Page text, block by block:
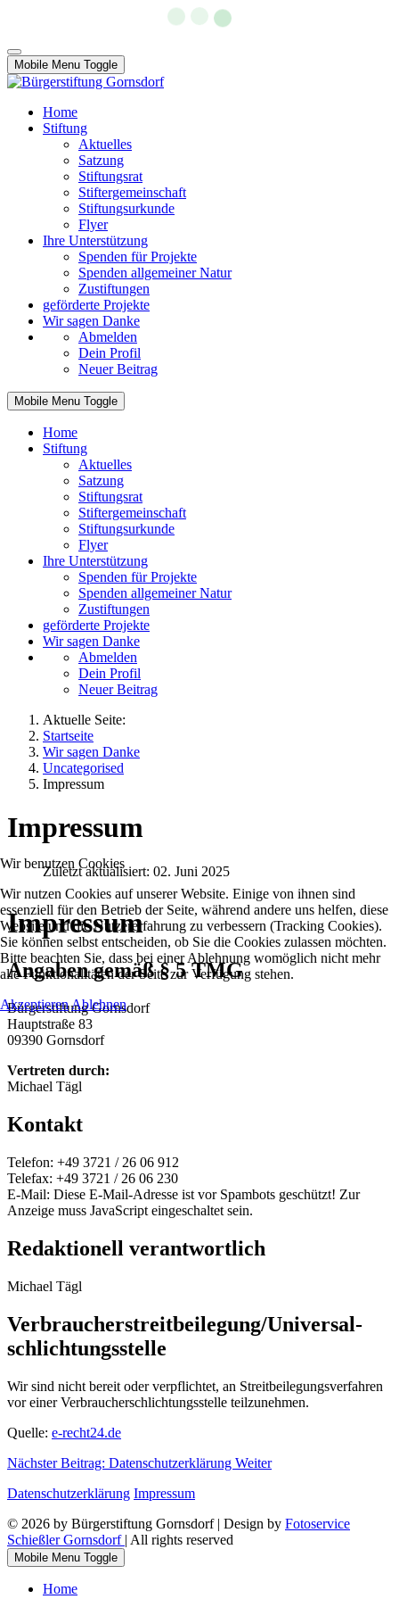
Mobile Menu Toggle
Home
Stiftung
Aktuelles
Satzung
Stiftungsrat
Stiftergemeinschaft
Stiftungsurkunde
Flyer
Ihre Unterstützung
Spenden für Projekte
Spenden allgemeiner Natur
Zustiftungen
geförderte Projekte
Wir sagen Danke
Abmelden
Dein Profil
Neuer Beitrag
Mobile Menu Toggle
Home
Stiftung
Aktuelles
Satzung
Stiftungsrat
Stiftergemeinschaft
Stiftungsurkunde
Flyer
Ihre Unterstützung
Spenden für Projekte
Spenden allgemeiner Natur
Zustiftungen
geförderte Projekte
Wir sagen Danke
Abmelden
Dein Profil
Neuer Beitrag
Aktuelle Seite:
Startseite
Wir sagen Danke
Uncategorised
Impressum
Impressum
Zuletzt aktualisiert: 02. Juni 2025
Impressum
Angaben gemäß § 5 TMG
Bürgerstiftung Gornsdorf
Hauptstraße 83
09390 Gornsdorf
Vertreten durch:
Michael Tägl
Kontakt
Telefon: +49 3721 / 26 06 912
Telefax: +49 3721 / 26 06 230
E-Mail: Diese E-Mail-Adresse ist vor Spambots geschützt! Zur
Anzeige muss JavaScript eingeschaltet sein.
Redaktionell verantwortlich
Michael Tägl
Verbraucher­streit­beilegung/Universal­
schlichtungs­stelle
Wir sind nicht bereit oder verpflichtet, an Streitbeilegungsverfahren
vor einer Verbraucherschlichtungsstelle teilzunehmen.
Quelle: e-recht24.de
Nächster Beitrag: Datenschutzerklärung Weiter
Datenschutzerklärung Impressum
© 2026 by Bürgerstiftung Gornsdorf | Design by Fotoservice
Schießler Gornsdorf | All rights reserved
Mobile Menu Toggle
Home
Wir benutzen Cookies
Wir nutzen Cookies auf unserer Website. Einige von ihnen sind
essenziell für den Betrieb der Seite, während andere uns helfen, diese
Website und die Nutzererfahrung zu verbessern (Tracking Cookies).
Sie können selbst entscheiden, ob Sie die Cookies zulassen möchten.
Bitte beachten Sie, dass bei einer Ablehnung womöglich nicht mehr
alle Funktionalitäten der Seite zur Verfügung stehen.
AkzeptierenAblehnen